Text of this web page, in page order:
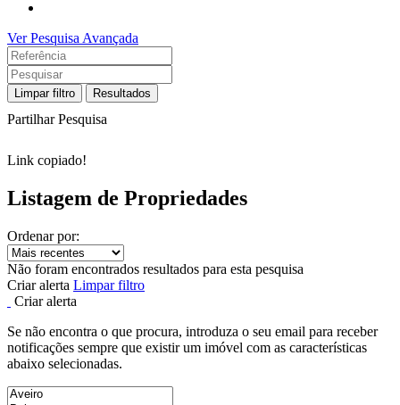
Ver Pesquisa Avançada
Limpar filtro Resultados
Partilhar Pesquisa
Link copiado!
Listagem de Propriedades
Ordenar por:
Não foram encontrados resultados para esta pesquisa
Criar alerta Limpar filtro
Criar alerta
Se não encontra o que procura, introduza o seu email para receber
notificações sempre que existir um imóvel com as características
abaixo selecionadas.